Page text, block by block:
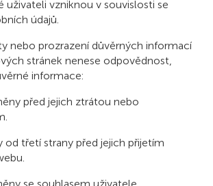
uživateli vzniknou v souvislosti se
údajů.
nebo prozrazení důvěrných informací
stránek nenese odpovědnost,
informace:
před jejich ztrátou nebo
od třetí strany před jejich přijetím